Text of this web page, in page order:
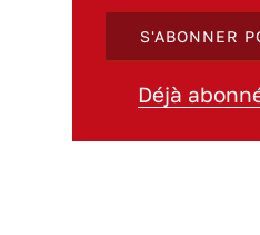
S'ABONNER
Déjà